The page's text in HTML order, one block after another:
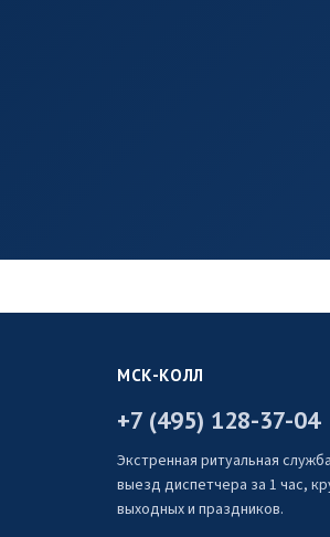
МСК-КОЛЛ
+7 (495) 128-37-04
Экстренная ритуальная
выезд диспетчера за 1 час,
выходных и праздников.